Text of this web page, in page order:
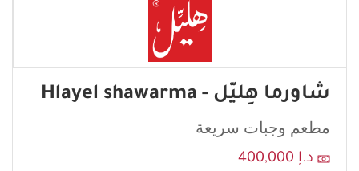
شاورما هِليّل - Hlayel shawarma
مطعم وجبات سريعة
د.إ 400,000